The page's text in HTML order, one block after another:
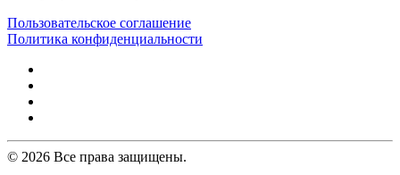
Пользовательское соглашение
Политика конфиденциальности
© 2026 Все права защищены.